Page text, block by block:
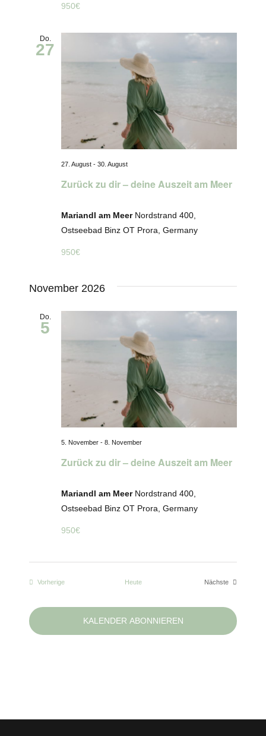
950€
Do.
27
Zurück zu dir – deine Auszeit am Meer
27. August -30. August
Mariandl am Meer Nordstrand 400,
Ostseebad Binz OT Prora, Germany
950€
November 2026
Do.
5
Zurück zu dir – deine Auszeit am Meer
5. November -8. November
Mariandl am Meer Nordstrand 400,
Ostseebad Binz OT Prora, Germany
950€
VorherigeVeranstaltungen Heute
Nächste
KALENDER ABONNIEREN